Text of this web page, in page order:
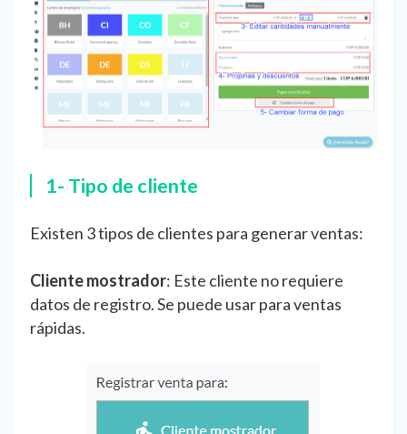
1- Tipo de cliente
Existen 3 tipos de clientes para generar ventas:
Cliente mostrador: Este cliente no requiere
datos de registro. Se puede usar para ventas
rápidas.